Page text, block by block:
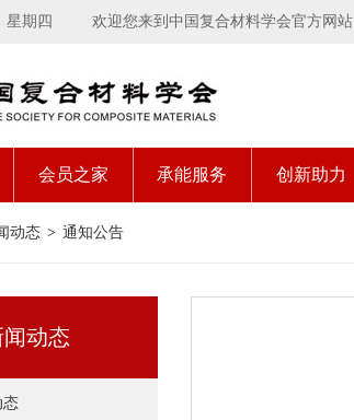
星期四 欢迎您来到中国复合材料学会官方网站
会员之家 承能服务 创新助力
动态 > 通知公告
闻动态
态